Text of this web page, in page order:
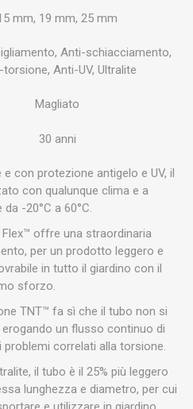
mm, 19 mm, 25 mm
Anti-schiacciamento,
Anti-UV, Ultralite
Magliato
30 anni
con protezione antigelo e UV, il
con qualunque clima e a
-20°C a 60°C.
offre una straordinaria
per un prodotto leggero e
in tutto il giardino con il
sforzo.
TNT™ fa sì che il tubo non si
un flusso continuo di
correlati alla torsione.
il tubo è il 25% più leggero
lunghezza e diametro, per cui